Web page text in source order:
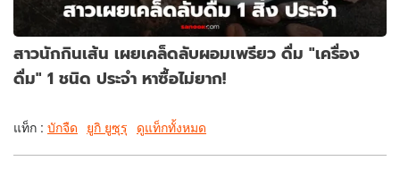
สาวนักกินเส้น เผยเคล็ดลับผอมเพรียว ดื่ม "เครื่อง
ดื่ม" 1 ชนิด ประจำ หาซื้อไม่ยาก!
แท็ก : บักจืด ยูกิ ยูซุรุ ดูแท็กทั้งหมด